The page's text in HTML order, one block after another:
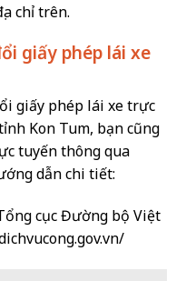
chỉ trên.
giấy phép lái xe
giấy phép lái xe trực
Kon Tum, bạn cũng
tuyến thông qua
dẫn chi tiết:
cục Đường bộ Việt